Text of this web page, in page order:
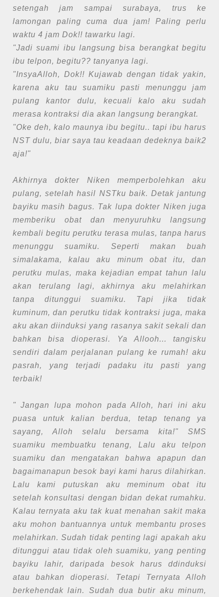
setengah jam sampai surabaya, trus ke
lamongan paling cuma dua jam! Paling perlu
waktu 4 jam Dok!! tawarku lagi.
"Jadi suami ibu langsung bisa berangkat begitu
ibu telpon, begitu?? tanyanya lagi.
"InsyaAlloh, Dok!! Kujawab dengan tidak yakin,
karena aku tau suamiku pasti menunggu jam
pulang kantor dulu, kecuali kalo aku sudah
merasa kontraksi dia akan langsung berangkat.
"Oke deh, kalo maunya ibu begitu.. tapi ibu harus
NST dulu, biar saya tau keadaan dedeknya baik2
aja!"
Akhirnya dokter Niken memperbolehkan aku
pulang, setelah hasil NSTku baik. Detak jantung
bayiku masih bagus. Tak lupa dokter Niken juga
memberiku obat dan menyuruhku langsung
kembali begitu perutku terasa mulas, tanpa harus
menunggu suamiku. Seperti makan buah
simalakama, kalau aku minum obat itu, dan
perutku mulas, maka kejadian empat tahun lalu
akan terulang lagi, akhirnya aku melahirkan
tanpa ditunggui suamiku. Tapi jika tidak
kuminum, dan perutku tidak kontraksi juga, maka
aku akan diinduksi yang rasanya sakit sekali dan
bahkan bisa dioperasi. Ya Allooh... tangisku
sendiri dalam perjalanan pulang ke rumah! aku
pasrah, yang terjadi padaku itu pasti yang
terbaik!
" Jangan lupa mohon pada Alloh, hari ini aku
puasa untuk kalian berdua, tetap tenang ya
sayang, Alloh selalu bersama kita!" SMS
suamiku membuatku tenang, Lalu aku telpon
suamiku dan mengatakan bahwa apapun dan
bagaimanapun besok bayi kami harus dilahirkan.
Lalu kami putuskan aku meminum obat itu
setelah konsultasi dengan bidan dekat rumahku.
Kalau ternyata aku tak kuat menahan sakit maka
aku mohon bantuannya untuk membantu proses
melahirkan. Sudah tidak penting lagi apakah aku
ditunggui atau tidak oleh suamiku, yang penting
bayiku lahir, daripada besok harus ddinduksi
atau bahkan dioperasi. Tetapi Ternyata Alloh
berkehendak lain. Sudah dua butir aku minum,